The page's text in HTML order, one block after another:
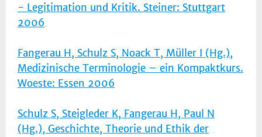
- Legitimation und Kritik. Steiner: Stuttgart
2006
Fangerau H, Schulz S, Noack T, Müller I (Hg.),
Medizinische Terminologie – ein Kompaktkurs.
Woeste: Essen 2006
Schulz S, Steigleder K, Fangerau H, Paul N
(Hg.), Geschichte, Theorie und Ethik der